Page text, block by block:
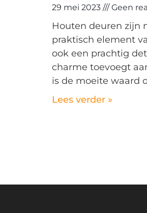
29 mei 2023 Geen
Houten deuren zijn
praktisch element
ook een prachtig
charme toevoegt
is de moeite waard
Lees verder »